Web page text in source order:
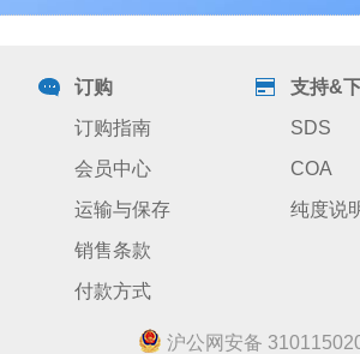
订购
订购指南
会员中心
运输与保存
销售条款
付款方式
支持&
SDS
COA
纯度说
沪公网安备